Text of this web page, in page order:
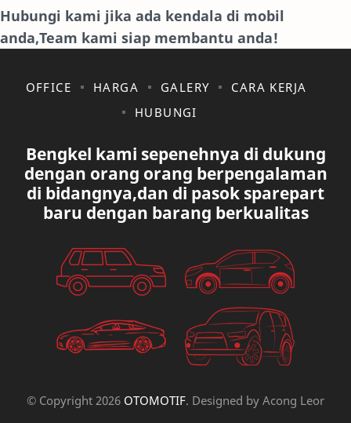
INTERNET ISUZU
JAGUAR. KAKI-KAKI
KIA KONSULTASI
MAZDA MERCEDES BANZ
MITSUBISHI MUSIK
PAUGEOT PETA
PORUM
PROTON RANGE ROVER
RECK STERING REK ELETRICK
Hubungi kami jika ada kendala di mobil
anda,Team kami siap membantu anda!
OFFICE HARGA GALERY
CARA KERJA
HUBUNGI
Bengkel kami sepenehnya di dukung
dengan orang orang berpengalaman
di bidangnya,dan di pasok sparepart
baru dengan barang berkualitas
© Copyright 2026 OTOMOTIF. Designed by Acong Leor